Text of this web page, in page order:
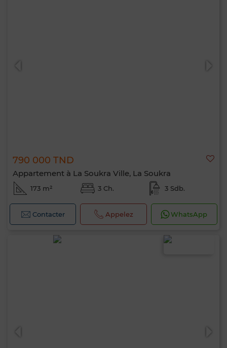
790 000 TND
Appartement à La Soukra Ville, La Soukra
173 m² 3 Ch. 3 Sdb.
Contacter Appelez WhatsApp